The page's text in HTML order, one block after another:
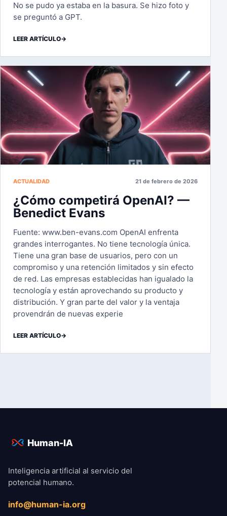
No se pudo ya estaba en la basura. Se hizo foto y
se preguntó a GPT.
LEER ARTÍCULO→
ACTUALIDAD 21 de febrero de 2026
¿Cómo competirá OpenAI? —
Benedict Evans
Fuente: www.ben-evans.com OpenAI enfrenta
grandes interrogantes. No tiene tecnología única.
Tiene una gran base de usuarios, pero con un
compromiso y una retención limitados y sin efecto
de red. Las empresas establecidas han igualado la
tecnología y están aprovechando su producto y
distribución. Y gran parte del valor y la ventaja
provendrán de nuevas experie
LEER ARTÍCULO→
Human-IA
Inteligencia artificial al servicio del
potencial humano.
info@human-ia.org